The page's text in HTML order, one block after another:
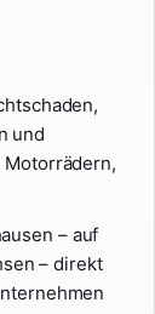
und
Motorrädern,
– auf
– direkt